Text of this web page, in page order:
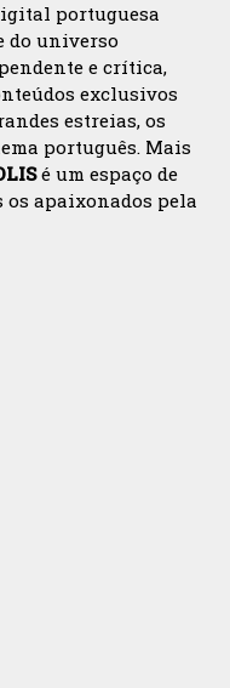
portuguesa
do universo
e crítica,
exclusivos
estreias, os
português. Mais
é um espaço de
os apaixonados pela